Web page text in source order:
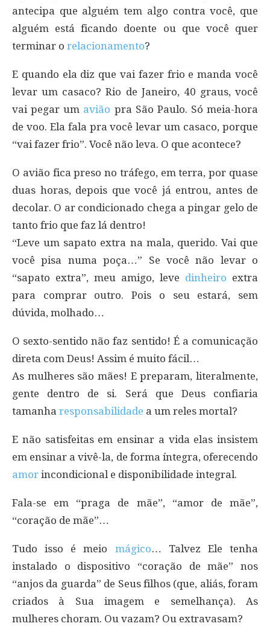
antecipa que alguém tem algo contra você, que
alguém está ficando doente ou que você quer
terminar o relacionamento?
E quando ela diz que vai fazer frio e manda você
levar um casaco? Rio de Janeiro, 40 graus, você
vai pegar um avião pra São Paulo. Só meia-hora
de voo. Ela fala pra você levar um casaco, porque
“vai fazer frio”. Você não leva. O que acontece?
O avião fica preso no tráfego, em terra, por quase
duas horas, depois que você já entrou, antes de
decolar. O ar condicionado chega a pingar gelo de
tanto frio que faz lá dentro!
“Leve um sapato extra na mala, querido. Vai que
você pisa numa poça…” Se você não levar o
“sapato extra”, meu amigo, leve dinheiro extra
para comprar outro. Pois o seu estará, sem
dúvida, molhado…
O sexto-sentido não faz sentido! É a comunicação
direta com Deus! Assim é muito fácil…
As mulheres são mães! E preparam, literalmente,
gente dentro de si. Será que Deus confiaria
tamanha responsabilidade a um reles mortal?
E não satisfeitas em ensinar a vida elas insistem
em ensinar a vivê-la, de forma íntegra, oferecendo
amor incondicional e disponibilidade integral.
Fala-se em “praga de mãe”, “amor de mãe”,
“coração de mãe”…
Tudo isso é meio mágico… Talvez Ele tenha
instalado o dispositivo “coração de mãe” nos
“anjos da guarda” de Seus filhos (que, aliás, foram
criados à Sua imagem e semelhança). As
mulheres choram. Ou vazam? Ou extravasam?